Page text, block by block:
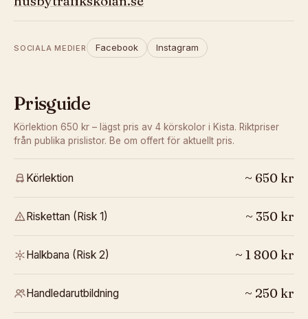
SOCIALA MEDIER Facebook Instagram
Prisguide
Körlektion 650 kr – lägst pris av 4 körskolor i Kista. Riktpriser
från publika prislistor. Be om offert för aktuellt pris.
Körlektion ~ 650 kr
Riskettan (Risk 1) ~ 350 kr
Halkbana (Risk 2) ~ 1 800 kr
Handledarutbildning ~ 250 kr